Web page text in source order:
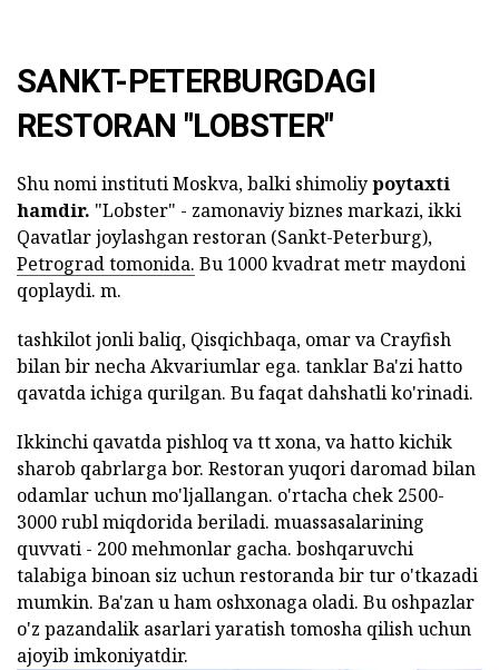
SANKT-PETERBURGDAGI
RESTORAN "LOBSTER"
Shu nomi instituti Moskva, balki shimoliypoytaxti
hamdir. "Lobster" - zamonaviy biznes markazi, ikki
Qavatlar joylashgan restoran (Sankt-Peterburg),
Petrograd tomonida. Bu 1000 kvadrat metr maydoni
qoplaydi. m.
tashkilot jonli baliq, Qisqichbaqa, omar va Crayfish
bilan bir necha Akvariumlar ega. tanklar Ba'zi hatto
qavatda ichiga qurilgan. Bu faqat dahshatli ko'rinadi.
Ikkinchi qavatda pishloq va tt xona, va hatto kichik
sharob qabrlarga bor. Restoran yuqori daromad bilan
odamlar uchun mo'ljallangan. o'rtacha chek 2500-
3000 rubl miqdorida beriladi. muassasalarining
quvvati - 200 mehmonlar gacha. boshqaruvchi
talabiga binoan siz uchun restoranda bir tur o'tkazadi
mumkin. Ba'zan u ham oshxonaga oladi. Bu oshpazlar
o'z pazandalik asarlari yaratish tomosha qilish uchun
ajoyib imkoniyatdir.